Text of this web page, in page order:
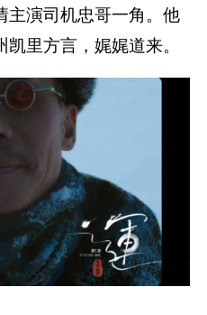
主演司机忠哥一角。他
里方言，娓娓道来。